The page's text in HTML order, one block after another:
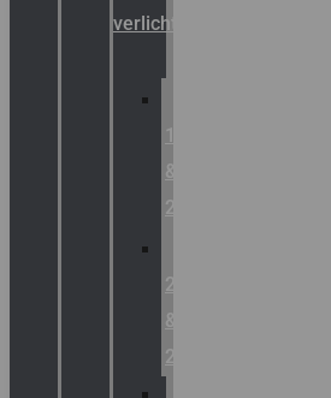
verlichting
1
&
2
21
&
22